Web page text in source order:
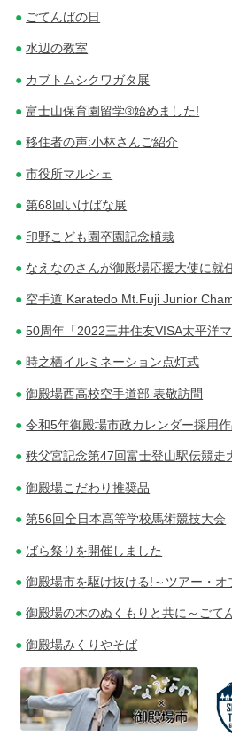
ごてんばの日
水辺の教室
カブトムシクワガタ展
富士山保育園留学®始めました!
移住者の声:小林さんご紹介
市役所マルシェ
第68回いけばな展
印野こども園卒園記念植栽
なえなのさんが御殿場応援大使に就
空手道 Karatedo Mt.Fuji Junior
50周年「2022三井住友VISA太平洋マ
時之栖イルミネーション点灯式
御殿場西高校空手道部 表敬訪問
令和5年御殿場市政カレンダー採用
秩父宮記念第47回富士登山駅伝競走
御殿場こだわり推奨品
第56回全日本高等学校馬術競技大会
ばら祭りを開催しました
御殿場市を駆け抜ける!～ツアー・オ
御殿場の木のぬくもりと共に～ごて
御殿場みくりやそば